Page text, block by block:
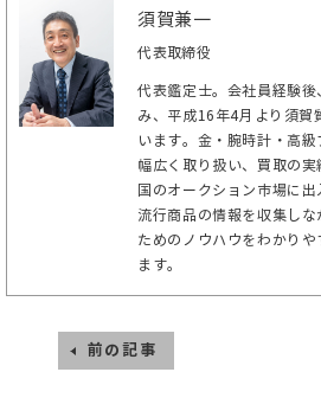
須賀兼一
代表取締役
代表鑑定士。会社員経験
み、平成16年4月より須賀
います。金・腕時計・高
幅広く取り扱い、買取の
国のオークション市場に
流行商品の情報を収集し
ためのノウハウをわかり
ます。
前の記事